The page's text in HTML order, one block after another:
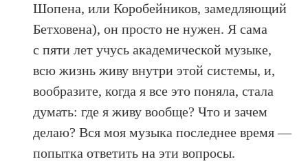
Шопена, или Коробейников, замедляющий
Бетховена), он просто не нужен. Я сама
с пяти лет учусь академической музыке,
всю жизнь живу внутри этой системы, и,
вообразите, когда я все это поняла, стала
думать: где я живу вообще? Что и зачем
делаю? Вся моя музыка последнее время —
попытка ответить на эти вопросы.